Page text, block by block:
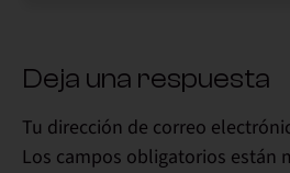
Deja una respuesta
Tu dirección de correo
Los campos obligatorios están